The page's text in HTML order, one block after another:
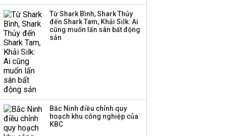
Công ty 100 tỷ của
Huấn Hoa Hồng bỗng
dưng ‘biến mất’, một
Từ Shark Bình, Shark Thủy
đến Shark Tam, Khải Silk: Ai
cũng muốn lấn sân bất động
sản
Bắc Ninh điều chỉnh quy
hoạch khu công nghiệp của
KBC